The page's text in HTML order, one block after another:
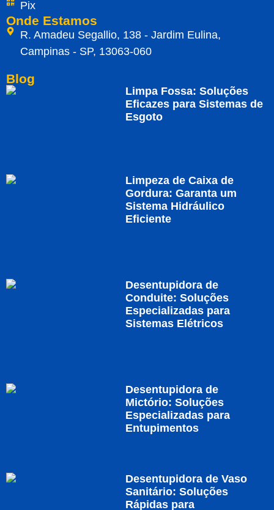
Pix
Onde Estamos
R. Amadeu Segallio, 138 - Jardim Eulina,
Campinas - SP, 13063-060
Blog
Limpa Fossa: Soluções
Eficazes para Sistemas de
Esgoto
Limpeza de Caixa de
Gordura: Garanta um
Sistema Hidráulico
Eficiente
Desentupidora de
Conduite: Soluções
Especializadas para
Sistemas Elétricos
Desentupidora de
Mictório: Soluções
Especializadas para
Entupimentos
Desentupidora de Vaso
Sanitário: Soluções
Rápidas para